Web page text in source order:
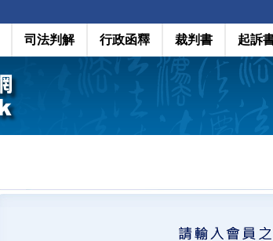
司法判解 行政函釋 裁判書 起訴